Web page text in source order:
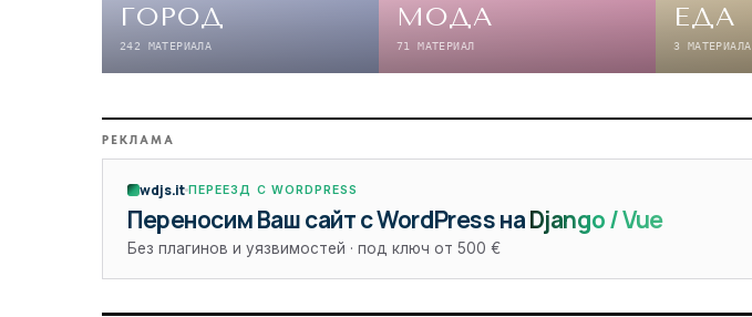
ГОРОД
242 МАТЕРИАЛА
МОДА
71 МАТЕРИАЛ
ЕДА
3 МАТЕРИАЛА
РЕКЛАМА
wdjs.it ПЕРЕЕЗД С WORDPRESS
Переносим Ваш сайт с WordPress наDjango / Vue
Без плагинов и уязвимостей · под ключ от 500 €